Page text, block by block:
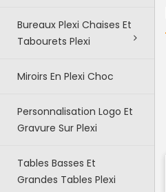
Bureaux Plexi Chaises Et
Tabourets Plexi
Miroirs En Plexi Choc
Personnalisation Logo Et
Gravure Sur Plexi
Tables Basses Et
Grandes Tables Plexi